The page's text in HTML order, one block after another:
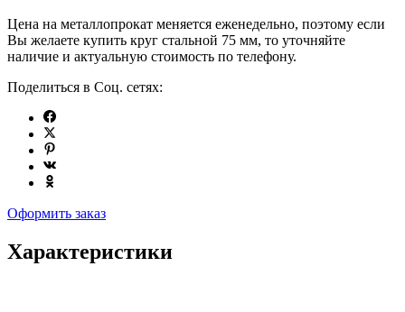
Цена на металлопрокат меняется еженедельно, поэтому если
Вы желаете купить круг стальной 75 мм, то уточняйте
наличие и актуальную стоимость по телефону.
Поделиться в Соц. сетях:
Оформить заказ
Характеристики